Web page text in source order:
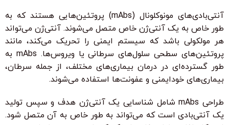
آنتی‌بادی‌های مونوکلونال (mAbs) پروتئین‌هایی هستند که به
طور خاص به یک آنتی‌ژن خاص متصل می‌شوند. آنتی‌ژن می‌تواند
هر مولکولی باشد که سیستم ایمنی را تحریک می‌کند، مانند
پروتئین‌های سطحی سلول‌های سرطانی یا ویروس‌ها. mAbs به
طور گسترده‌ای در درمان بیماری‌های مختلف، از جمله سرطان،
بیماری‌های خودایمنی و عفونت‌ها استفاده می‌شوند.
طراحی mAbs شامل شناسایی یک آنتی‌ژن هدف و سپس تولید
یک آنتی‌بادی است که می‌تواند به طور خاص به آن متصل شود.